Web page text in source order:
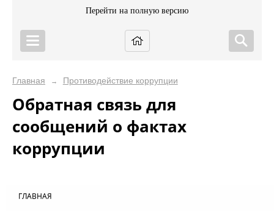
Перейти на полную версию
Главная → Противодействие коррупции
Обратная связь для
сообщений о фактах
коррупции
ГЛАВНАЯ